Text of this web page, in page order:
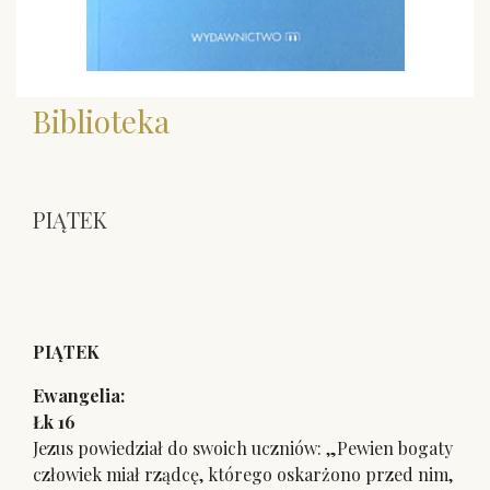
Biblioteka
PIĄTEK
PIĄTEK
Ewangelia:
Łk 16
Jezus powiedział do swoich uczniów: „Pewien bogaty
człowiek miał rządcę, którego oskarżono przed nim,